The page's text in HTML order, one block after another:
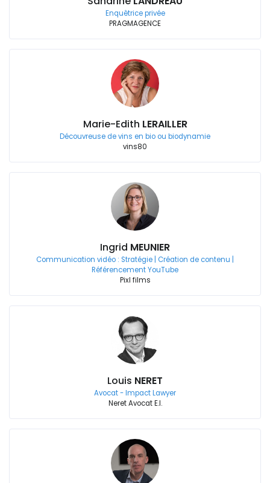
Enquêtrice privée
PRAGMAGENCE
Marie-Edith LERAILLER
Découvreuse de vins en bio ou biodynamie
vins80
Ingrid MEUNIER
Communication vidéo : Stratégie | Création de contenu |
Référencement YouTube
Pixl films
Louis NERET
Avocat - Impact Lawyer
Neret Avocat E.I.